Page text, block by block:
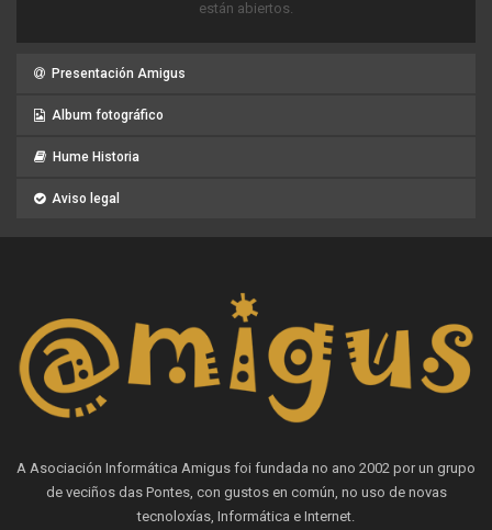
están abiertos.
Presentación Amigus
Album fotográfico
Hume Historia
Aviso legal
A Asociación Informática Amigus foi fundada no ano 2002 por un grupo
de veciños das Pontes, con gustos en común, no uso de novas
tecnoloxías, Informática e Internet.